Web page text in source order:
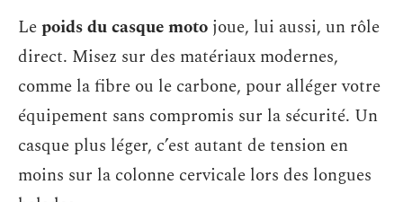
Lepoids du casque moto joue, lui aussi, un rôle
direct. Misez sur des matériaux modernes,
comme la fibre ou le carbone, pour alléger votre
équipement sans compromis sur la sécurité. Un
casque plus léger, c’est autant de tension en
moins sur la colonne cervicale lors des longues